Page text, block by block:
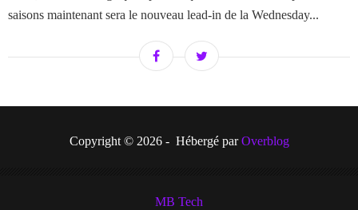
saisons maintenant sera le nouveau lead-in de la Wednesday...
Copyright © 2026 - Hébergé parOverblog
MB Tech